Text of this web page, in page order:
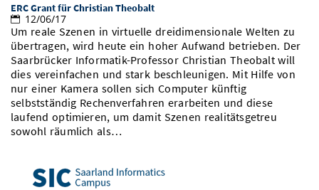
ERC Grant für Christian Theobalt
12/06/17
Um reale Szenen in virtuelle dreidimensionale Welten zu
übertragen, wird heute ein hoher Aufwand betrieben. Der
Saarbrücker Informatik-Professor Christian Theobalt will
dies vereinfachen und stark beschleunigen. Mit Hilfe von
nur einer Kamera sollen sich Computer künftig
selbstständig Rechenverfahren erarbeiten und diese
laufend optimieren, um damit Szenen realitätsgetreu
sowohl räumlich als…